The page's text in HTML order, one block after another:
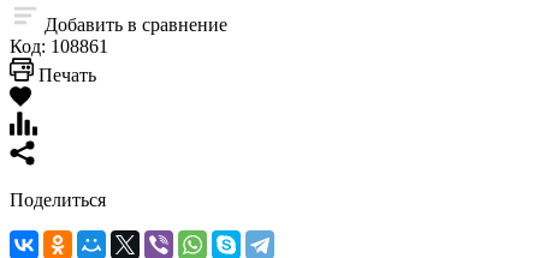
Добавить в сравнение
Код: 108861
Печать
Поделиться